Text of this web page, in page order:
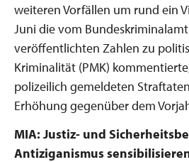
weiteren Vorfällen um rund ein
Juni die vom Bundeskriminalamt
veröffentlichten Zahlen zu
Kriminalität (PMK)
polizeilich gemeldeten
Erhöhung gegenüber dem
MIA: Justiz- und
Antiziganismus